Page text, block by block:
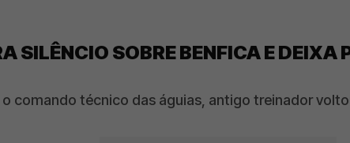
SILÊNCIO SOBRE BENFICA E DEIXA
comando técnico das águias, antigo treinador